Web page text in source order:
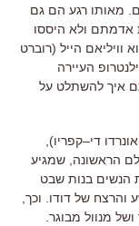
מאותו רגע הם גם
אדמתם ולא היססו
וויליאם הייל (רוברט
העיירה
איך להשתלט על
די–קפריו),
הראשונה שמגיע
הנשים בנות שבט
והרצח של דודו וכך
מנוול מבוגר